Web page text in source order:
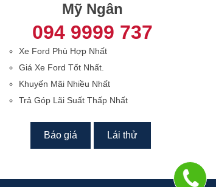
Mỹ Ngân
094 9999 737
Xe Ford Phù Hợp Nhất
Giá Xe Ford Tốt Nhất.
Khuyến Mãi Nhiều Nhất
Trả Góp Lãi Suất Thấp Nhất
Báo giá Lái thử